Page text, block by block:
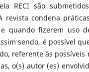
RECI são
revista condena
quando fizerem uso
sendo, é possível
referente às
o(s) autor (es)